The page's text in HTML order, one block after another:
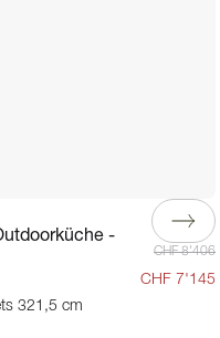
-
321,5 cm
CHF 8'406
CHF 7'145